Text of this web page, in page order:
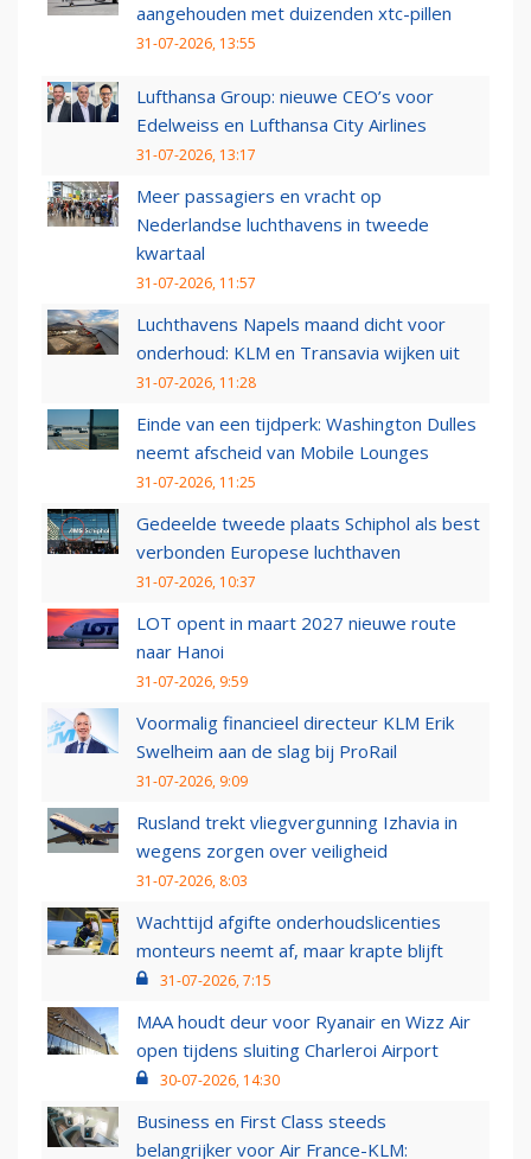
aangehouden met duizenden xtc-pillen
31-07-2026, 13:55
Lufthansa Group: nieuwe CEO’s voor
Edelweiss en Lufthansa City Airlines
31-07-2026, 13:17
Meer passagiers en vracht op
Nederlandse luchthavens in tweede
kwartaal
31-07-2026, 11:57
Luchthavens Napels maand dicht voor
onderhoud: KLM en Transavia wijken uit
31-07-2026, 11:28
Einde van een tijdperk: Washington Dulles
neemt afscheid van Mobile Lounges
31-07-2026, 11:25
Gedeelde tweede plaats Schiphol als best
verbonden Europese luchthaven
31-07-2026, 10:37
LOT opent in maart 2027 nieuwe route
naar Hanoi
31-07-2026, 9:59
Voormalig financieel directeur KLM Erik
Swelheim aan de slag bij ProRail
31-07-2026, 9:09
Rusland trekt vliegvergunning Izhavia in
wegens zorgen over veiligheid
31-07-2026, 8:03
Wachttijd afgifte onderhoudslicenties
monteurs neemt af, maar krapte blijft
31-07-2026, 7:15
MAA houdt deur voor Ryanair en Wizz Air
open tijdens sluiting Charleroi Airport
30-07-2026, 14:30
Business en First Class steeds
belangrijker voor Air France-KLM: